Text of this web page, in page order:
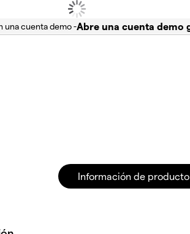
una cuenta demo -
Información de producto